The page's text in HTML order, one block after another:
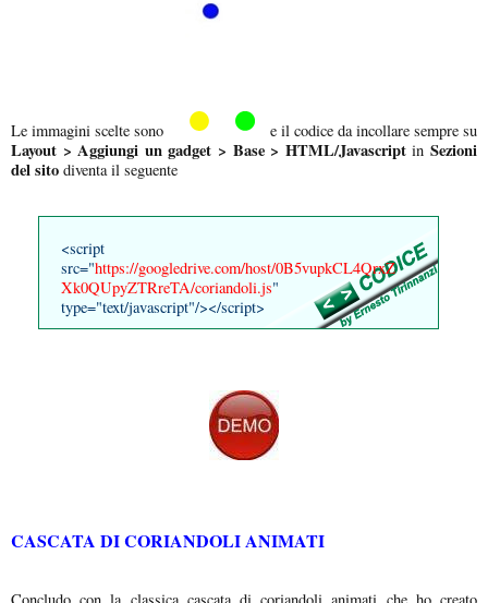
Le immagini scelte sono e il codice da incollare sempre su
Layout > Aggiungi un gadget > Base > HTML/JavascriptinSezioni
del sito diventa il seguente
<script
src="https://googledrive.com/host/0B5vupkCL4QrxZ
Xk0QUpyZTRreTA/coriandoli.js"
type="text/javascript"/></script>
CASCATA DI CORIANDOLI ANIMATI